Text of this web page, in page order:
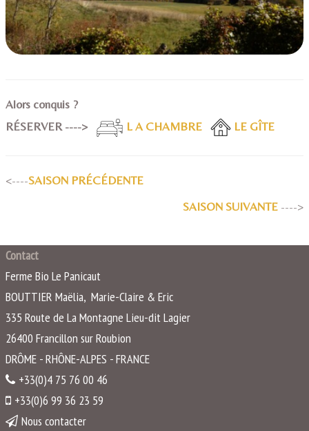
Alors conquis ?
RÉSERVER ---->
L A CHAMBRE LE GÎTE
<----SAISON PRÉCÉDENTE
SAISON SUIVANTE ---->
Contact
Ferme Bio Le Panicaut
BOUTTIER Maëlia, Marie-Claire & Eric
335 Route de La Montagne Lieu-dit Lagier
26400 Francillon sur Roubion
DRÔME - RHÔNE-ALPES - FRANCE
+33(0)4 75 76 00 46
+33(0)6 99 36 23 59
Nous contacter